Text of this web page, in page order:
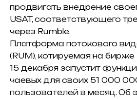
продвигать внедрение
USAT, соответствующего
через Rumble.
Платформа потокового
(RUM), котируемая на
15 декабря запустит
чаевых для своих 51 000
пользователей в месяц. Об